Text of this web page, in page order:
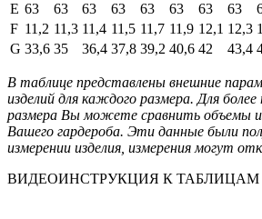
E 63 63 63 63 63 63 63 63
F 11,2 11,3 11,4 11,5 11,7 11,9 12,1 12,3
G 33,6 35 36,4 37,8 39,2 40,6 42 43,4
В таблице представлены внешние
изделий для каждого размера. Для
размера Вы можете сравнить объемы
Вашего гардероба. Эти данные были
измерении изделия, измерения могут
ВИДЕОИНСТРУКЦИЯ К ТАБЛИЦАМ